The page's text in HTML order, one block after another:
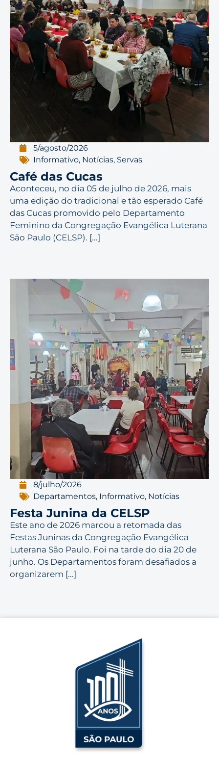
5/agosto/2026
Informativo, Notícias, Servas
Café das Cucas
Aconteceu, no dia 05 de julho de 2026, mais
uma edição do tradicional e tão esperado Café
das Cucas promovido pelo Departamento
Feminino da Congregação Evangélica Luterana
São Paulo (CELSP). [...]
8/julho/2026
Departamentos, Informativo, Notícias
Festa Junina da CELSP
Este ano de 2026 marcou a retomada das
Festas Juninas da Congregação Evangélica
Luterana São Paulo. Foi na tarde do dia 20 de
junho. Os Departamentos foram desafiados a
organizarem [...]